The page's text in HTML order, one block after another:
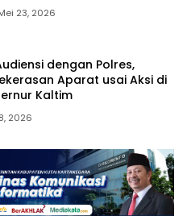
23, 2026
dengan Polres,
Aparat usai Aksi di
Kaltim
2026